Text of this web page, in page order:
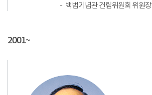
백범기념관 건립위원회 위원장
2001~